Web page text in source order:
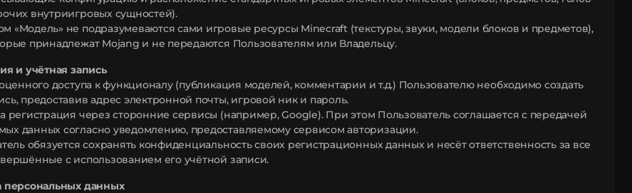
внутриигровых сущностей).
«Модель» не подразумеваются сами игровые ресурсы Minecraft (текстуры, звуки, модели блоков и предметов),
принадлежат Mojang и не передаются Пользователям или Владельцу.
и учётная запись
доступа к функционалу (публикация моделей, комментарии и т.д.) Пользователю необходимо создать
предоставив адрес электронной почты, игровой ник и пароль.
регистрация через сторонние сервисы (например, Google). При этом Пользователь соглашается с передачей
данных согласно уведомлению, предоставляемому сервисом авторизации.
обязуется сохранять конфиденциальность своих регистрационных данных и несёт ответственность за все
с использованием его учётной записи.
персональных данных